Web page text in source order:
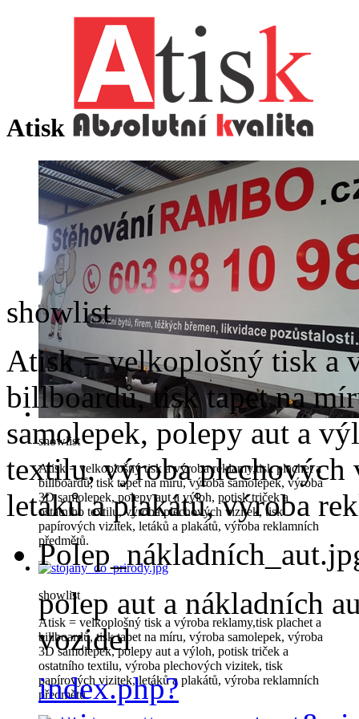
Atisk
showlist
Atisk = velkoplošný tisk a výroba reklamy,tisk plachet a
billboardů, tisk tapet na míru, výroba samolepek, výroba
3D samolepek, polepy aut a výloh, potisk triček a
ostatního textilu, výroba plechových vizitek, tisk
papírových vizitek, letáků a plakátů, výroba reklamních
předmětů.
showlist
Atisk = velkoplošný tisk a výroba reklamy,tisk plachet a
billboardů, tisk tapet na míru, výroba samolepek, výroba
3D samolepek, polepy aut a výloh, potisk triček a
ostatního textilu, výroba plechových vizitek, tisk
papírových vizitek, letáků a plakátů, výroba reklamních
předmětů.
showlist
Atisk = velkoplošný tisk a
billboardů, tisk tapet na
samolepek, polepy aut a
textilu, výroba
letáků a plakátů, výroba
polep aut a nákladních
vozidel
index.php?